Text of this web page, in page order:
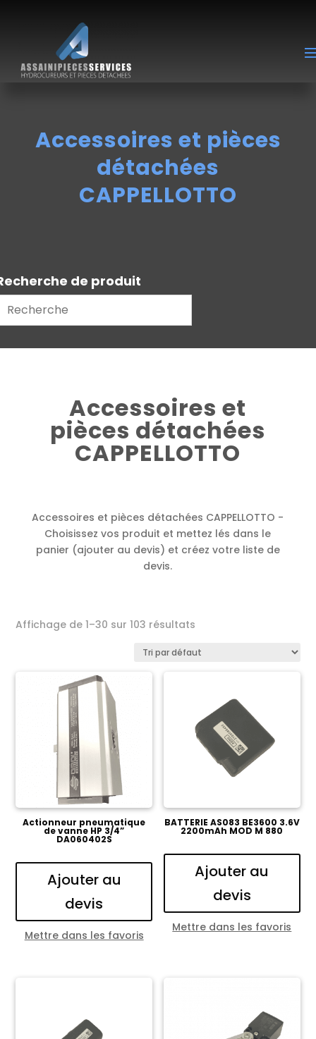
Accessoires et pièces
détachées
CAPPELLOTTO
de produit
Accessoires et
pièces détachées
CAPPELLOTTO
Accessoires et pièces détachées CAPPELLOTTO -
Choisissez vos produit et mettez lés dans le
panier (ajouter au devis) et créez votre liste de
devis.
Affichage de 1–30 sur 103 résultats
Actionneur pneumatique
de vanne HP 3/4”
DA060402S
Ajouter au
devis
Mettre dans les favoris
BATTERIE AS083 BE3600 3.6V
2200mAh MOD M 880
Ajouter au
devis
Mettre dans les favoris